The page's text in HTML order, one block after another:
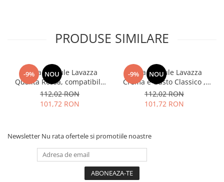
PRODUSE SIMILARE
-9% NOU
Cafea capsule Lavazza
Qualita Rossa, compatibile
Nespresso, 80 buc
112,02 RON
101,72 RON
-9% NOU
Cafea capsule Lavazza
Crema e Gusto Classico ,
compatibile Nespresso, 80
buc
112,02 RON
101,72 RON
Newsletter Nu rata ofertele si promotiile noastre